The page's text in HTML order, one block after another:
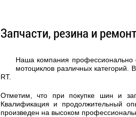
Запчасти, резина и
Наша компания профессионально
мотоциклов различных
RT.
Отметим, что при покупке шин и
Квалификация и продолжительный
произведен на высоком